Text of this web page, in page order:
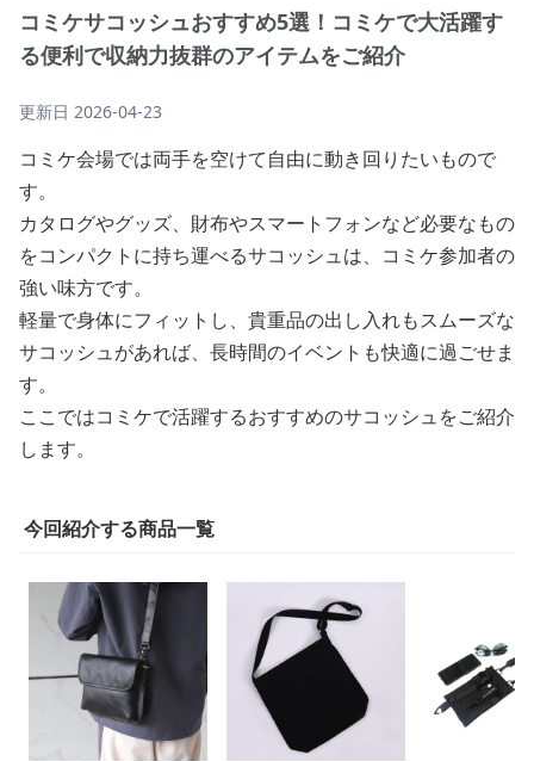
コミケサコッシュおすすめ5選！コミケで大活躍す
る便利で収納力抜群のアイテムをご紹介
更新日 2026-04-23
コミケ会場では両手を空けて自由に動き回りたいもので
す。
カタログやグッズ、財布やスマートフォンなど必要なもの
をコンパクトに持ち運べるサコッシュは、コミケ参加者の
強い味方です。
軽量で身体にフィットし、貴重品の出し入れもスムーズな
サコッシュがあれば、長時間のイベントも快適に過ごせま
す。
ここではコミケで活躍するおすすめのサコッシュをご紹介
します。
今回紹介する商品一覧